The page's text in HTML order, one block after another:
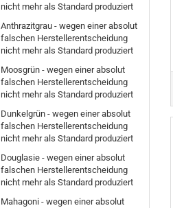
nicht mehr als Standard produziert
Anthrazitgrau - wegen einer absolut
falschen Herstellerentscheidung
nicht mehr als Standard produziert
Moosgrün - wegen einer absolut
falschen Herstellerentscheidung
nicht mehr als Standard produziert
Dunkelgrün - wegen einer absolut
falschen Herstellerentscheidung
nicht mehr als Standard produziert
Douglasie - wegen einer absolut
falschen Herstellerentscheidung
nicht mehr als Standard produziert
Mahagoni - wegen einer absolut